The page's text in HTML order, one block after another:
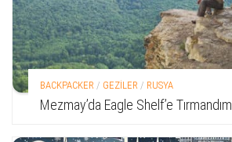
BACKPACKER / GEZİLER / RUSYA
Mezmay’da Eagle Shelf’e Tırmandım